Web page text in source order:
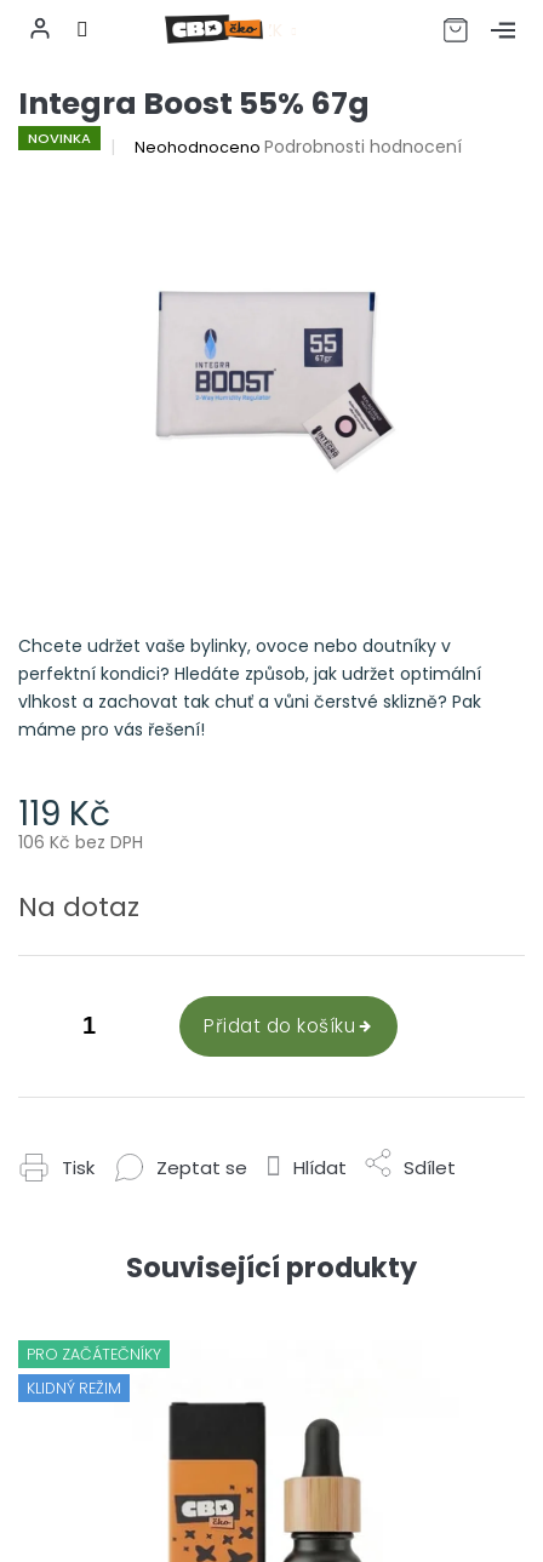
obsah
CZK
Integra Boost 55% 67g
NOVINKA
Průměrné
hvězdiček.
Neohodnoceno Podrobnosti hodnocení
119 Kč
106 Kč bez DPH
cena:
Na dotaz
Přidat do košíku
Chcete udržet vaše bylinky, ovoce nebo doutníky v
perfektní kondici? Hledáte způsob, jak udržet optimální
vlhkost a zachovat tak chuť a vůni čerstvé sklizně? Pak
máme pro vás řešení!
Tisk Zeptat se Hlídat Sdílet
Související produkty
PRO ZAČÁTEČNÍKY
KLIDNÝ REŽIM